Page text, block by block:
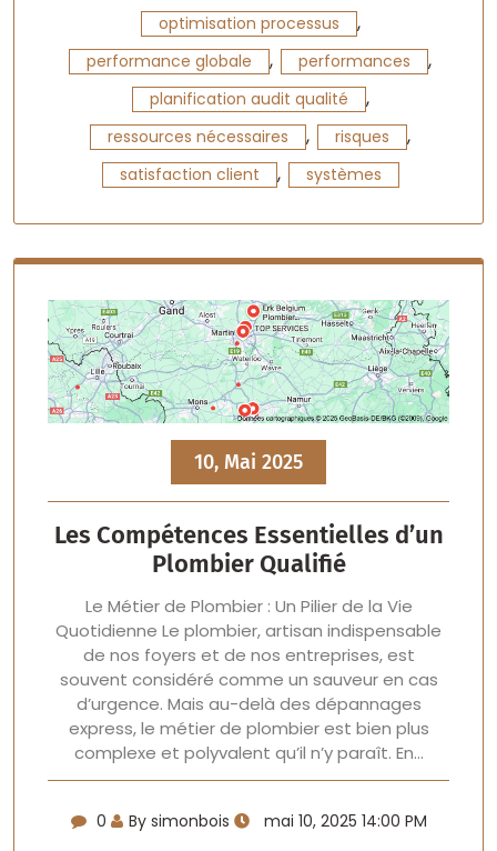
optimisation processus ,
performance globale , performances ,
planification audit qualité ,
ressources nécessaires , risques ,
satisfaction client , systèmes
10, Mai 2025
Les Compétences Essentielles d’un
Plombier Qualifié
Le Métier de Plombier : Un Pilier de la Vie
Quotidienne Le plombier, artisan indispensable
de nos foyers et de nos entreprises, est
souvent considéré comme un sauveur en cas
d’urgence. Mais au-delà des dépannages
express, le métier de plombier est bien plus
complexe et polyvalent qu’il n’y paraît. En…
0 By simonbois mai 10, 2025 14:00 PM